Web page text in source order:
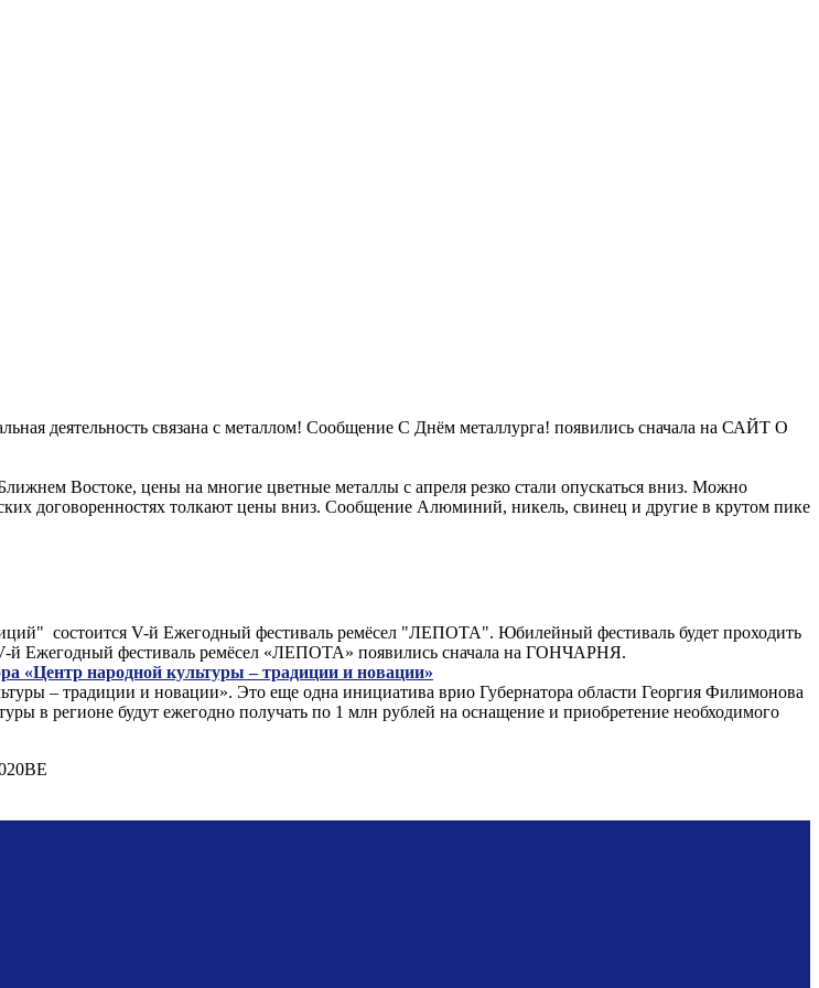
деятельность связана с металлом! Сообщение С Днём металлурга! появились сначала на САЙТ О
Востоке, цены на многие цветные металлы с апреля резко стали опускаться вниз. Можно
договоренностях толкают цены вниз. Сообщение Алюминий, никель, свинец и другие в крутом пике
состоится V-й Ежегодный фестиваль ремёсел "ЛЕПОТА". Юбилейный фестиваль будет проходить
й Ежегодный фестиваль ремёсел «ЛЕПОТА» появились сначала на ГОНЧАРНЯ.
«Центр народной культуры – традиции и новации»
– традиции и новации». Это еще одна инициатива врио Губернатора области Георгия Филимонова
в регионе будут ежегодно получать по 1 млн рублей на оснащение и приобретение необходимого